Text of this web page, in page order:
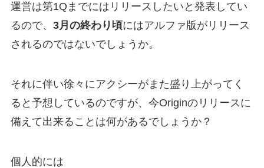
運営は第1Qまでにはリリースしたいと発表してい
るので、 3月の終わり頃にはアルファ版がリリース
されるのではないでしょうか。
それに伴い徐々にアクシーがまた盛り上がってく
ると予想しているのですが、今Originのリリースに
備えて出来ることは何があるでしょうか？
個人的には